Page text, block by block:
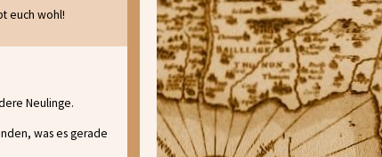
euch wohl!
Neulinge.
was es gerade